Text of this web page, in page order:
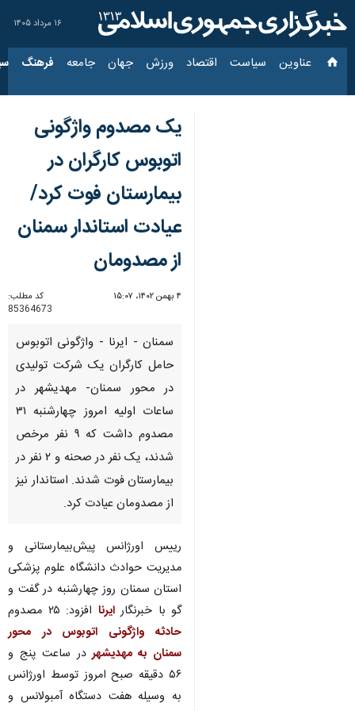
۱۶ مرداد ۱۴۰۵
عناوین‌ سیاست اقتصاد ورزش جهان جامعه فرهنگ
یک مصدوم واژگونی
اتوبوس کارگران در
بیمارستان فوت کرد/
عیادت استاندار سمنان
از مصدومان
۴ بهمن ۱۴۰۲، ۱۵:۰۷
کد مطلب:
85364673
سمنان - ایرنا - واژگونی اتوبوس
حامل کارگران یک شرکت تولیدی
در محور سمنان- مهدیشهر در
ساعات اولیه امروز چهارشنبه ۳۱
مصدوم داشت که ۹ نفر مرخص
شدند، یک نفر در صحنه و ۲ نفر در
بیمارستان فوت شدند. استاندار نیز
از مصدومان عیادت کرد.
رییس اورژانس پیش‌بیمارستانی و
مدیریت حوادث دانشگاه علوم پزشکی
استان سمنان روز چهارشنبه در گفت و
گو با خبرنگارایرنا افزود: ۲۵ مصدوم
حادثه واژگونی اتوبوس در محور
سمنان به مهدیشهردر ساعت پنج و
۵۶ دقیقه صبح امروز توسط اورژانس
به وسیله هفت دستگاه آمبولانس و